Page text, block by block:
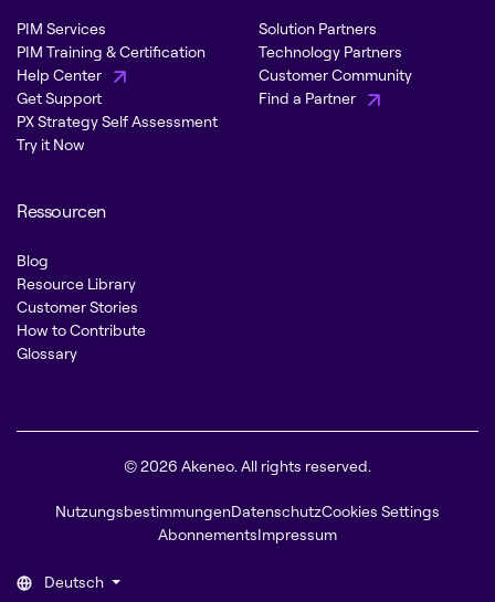
PIM Services
PIM Training & Certification
Help Center
Get Support
PX Strategy Self Assessment
Try it Now
Solution Partners
Technology Partners
Customer Community
Find a Partner
Ressourcen
Blog
Resource Library
Customer Stories
How to Contribute
Glossary
© 2026 Akeneo. All rights reserved.
NutzungsbestimmungenDatenschutzCookies Settings
AbonnementsImpressum
Deutsch